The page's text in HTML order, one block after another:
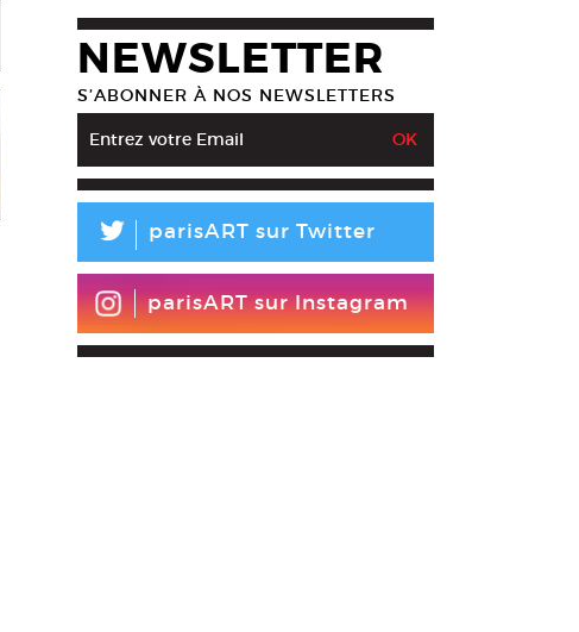
Courtesy of the artist, Yvon Lambert, Crédit photo: Didier Barroso
NEWSLETTER
S’ABONNER À NOS NEWSLETTERS
L parisART sur Twitter
parisART sur Instagram